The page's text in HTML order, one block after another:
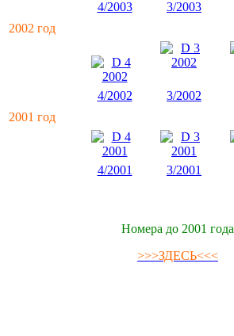
4/2003 3/2003
2002 год
4/2002 3/2002
2001 год
4/2001 3/2001
Номера до 2001 года
>>>ЗДЕСЬ<<<